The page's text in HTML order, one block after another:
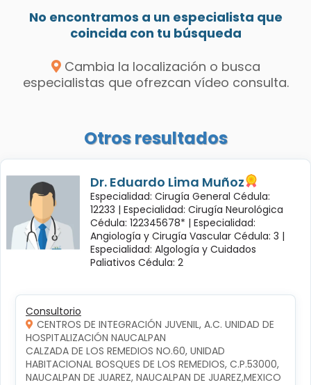
No encontramos a un especialista que
coincida con tu búsqueda
Cambia la localización o busca
especialistas que ofrezcan vídeo consulta.
Otros resultados
Dr. Eduardo Lima Muñoz
Especialidad: Cirugía General Cédula:
12233 | Especialidad: Cirugía Neurológica
Cédula: 122345678* | Especialidad:
Angiología y Cirugía Vascular Cédula: 3 |
Especialidad: Algología y Cuidados
Paliativos Cédula: 2
Consultorio
CENTROS DE INTEGRACIÓN JUVENIL, A.C. UNIDAD DE
HOSPITALIZACIÓN NAUCALPAN
CALZADA DE LOS REMEDIOS NO.60, UNIDAD
HABITACIONAL BOSQUES DE LOS REMEDIOS, C.P.53000,
NAUCALPAN DE JUAREZ, NAUCALPAN DE JUAREZ,MEXICO